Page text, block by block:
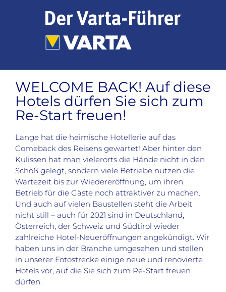
WELCOME BACK! Auf diese
Hotels dürfen Sie sich zum
Re-Start freuen!
Lange hat die heimische Hotellerie auf das
Comeback des Reisens gewartet! Aber hinter den
Kulissen hat man vielerorts die Hände nicht in den
Schoß gelegt, sondern viele Betriebe nutzen die
Wartezeit bis zur Wiedereröffnung, um ihren
Betrieb für die Gäste noch attraktiver zu machen.
Und auch auf vielen Baustellen steht die Arbeit
nicht still – auch für 2021 sind in Deutschland,
Österreich, der Schweiz und Südtirol wieder
zahlreiche Hotel-Neueröffnungen angekündigt. Wir
haben uns in der Branche umgesehen und stellen
in unserer Fotostrecke einige neue und renovierte
Hotels vor, auf die Sie sich zum Re-Start freuen
dürfen.